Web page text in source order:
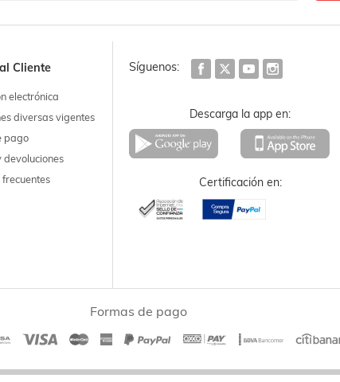
Cliente
electrónica
diversas vigentes
pago
devoluciones
Síguenos:
Descarga la app en:
Certificación en:
Formas de pago